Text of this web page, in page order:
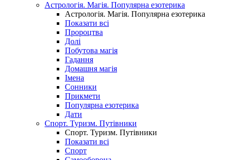
Астрологія. Магія. Популярна езотерика
Астрологія. Магія. Популярна езотерика
Показати всі
Пророцтва
Долі
Побутова магія
Гадання
Домашня магія
Імена
Сонники
Прикмети
Популярна езотерика
Дати
Спорт. Туризм. Путівники
Спорт. Туризм. Путівники
Показати всі
Спорт